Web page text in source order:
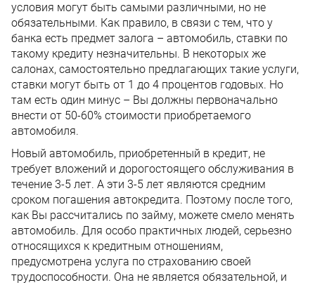
условия могут быть самыми различными, но не
обязательными. Как правило, в связи с тем, что у
банка есть предмет залога – автомобиль, ставки по
такому кредиту незначительны. В некоторых же
салонах, самостоятельно предлагающих такие услуги,
ставки могут быть от 1 до 4 процентов годовых. Но
там есть один минус – Вы должны первоначально
внести от 50-60% стоимости приобретаемого
автомобиля.
Новый автомобиль, приобретенный в кредит, не
требует вложений и дорогостоящего обслуживания в
течение 3-5 лет. А эти 3-5 лет являются средним
сроком погашения автокредита. Поэтому после того,
как Вы рассчитались по займу, можете смело менять
автомобиль. Для особо практичных людей, серьезно
относящихся к кредитным отношениям,
предусмотрена услуга по страхованию своей
трудоспособности. Она не является обязательной, и